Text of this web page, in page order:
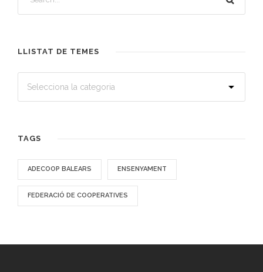
LLISTAT DE TEMES
TAGS
ADECOOP BALEARS ENSENYAMENT
FEDERACIÓ DE COOPERATIVES